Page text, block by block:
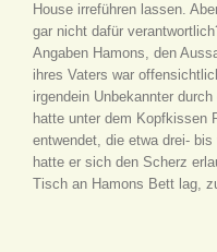
House irreführen lassen.
gar nicht dafür
Angaben Hamons, den
ihres Vaters war
irgendein Unbekannter
hatte unter dem Kopfkissen
entwendet, die etwa drei-
hatte er sich den Scherz
Tisch an Hamons Bett lag,